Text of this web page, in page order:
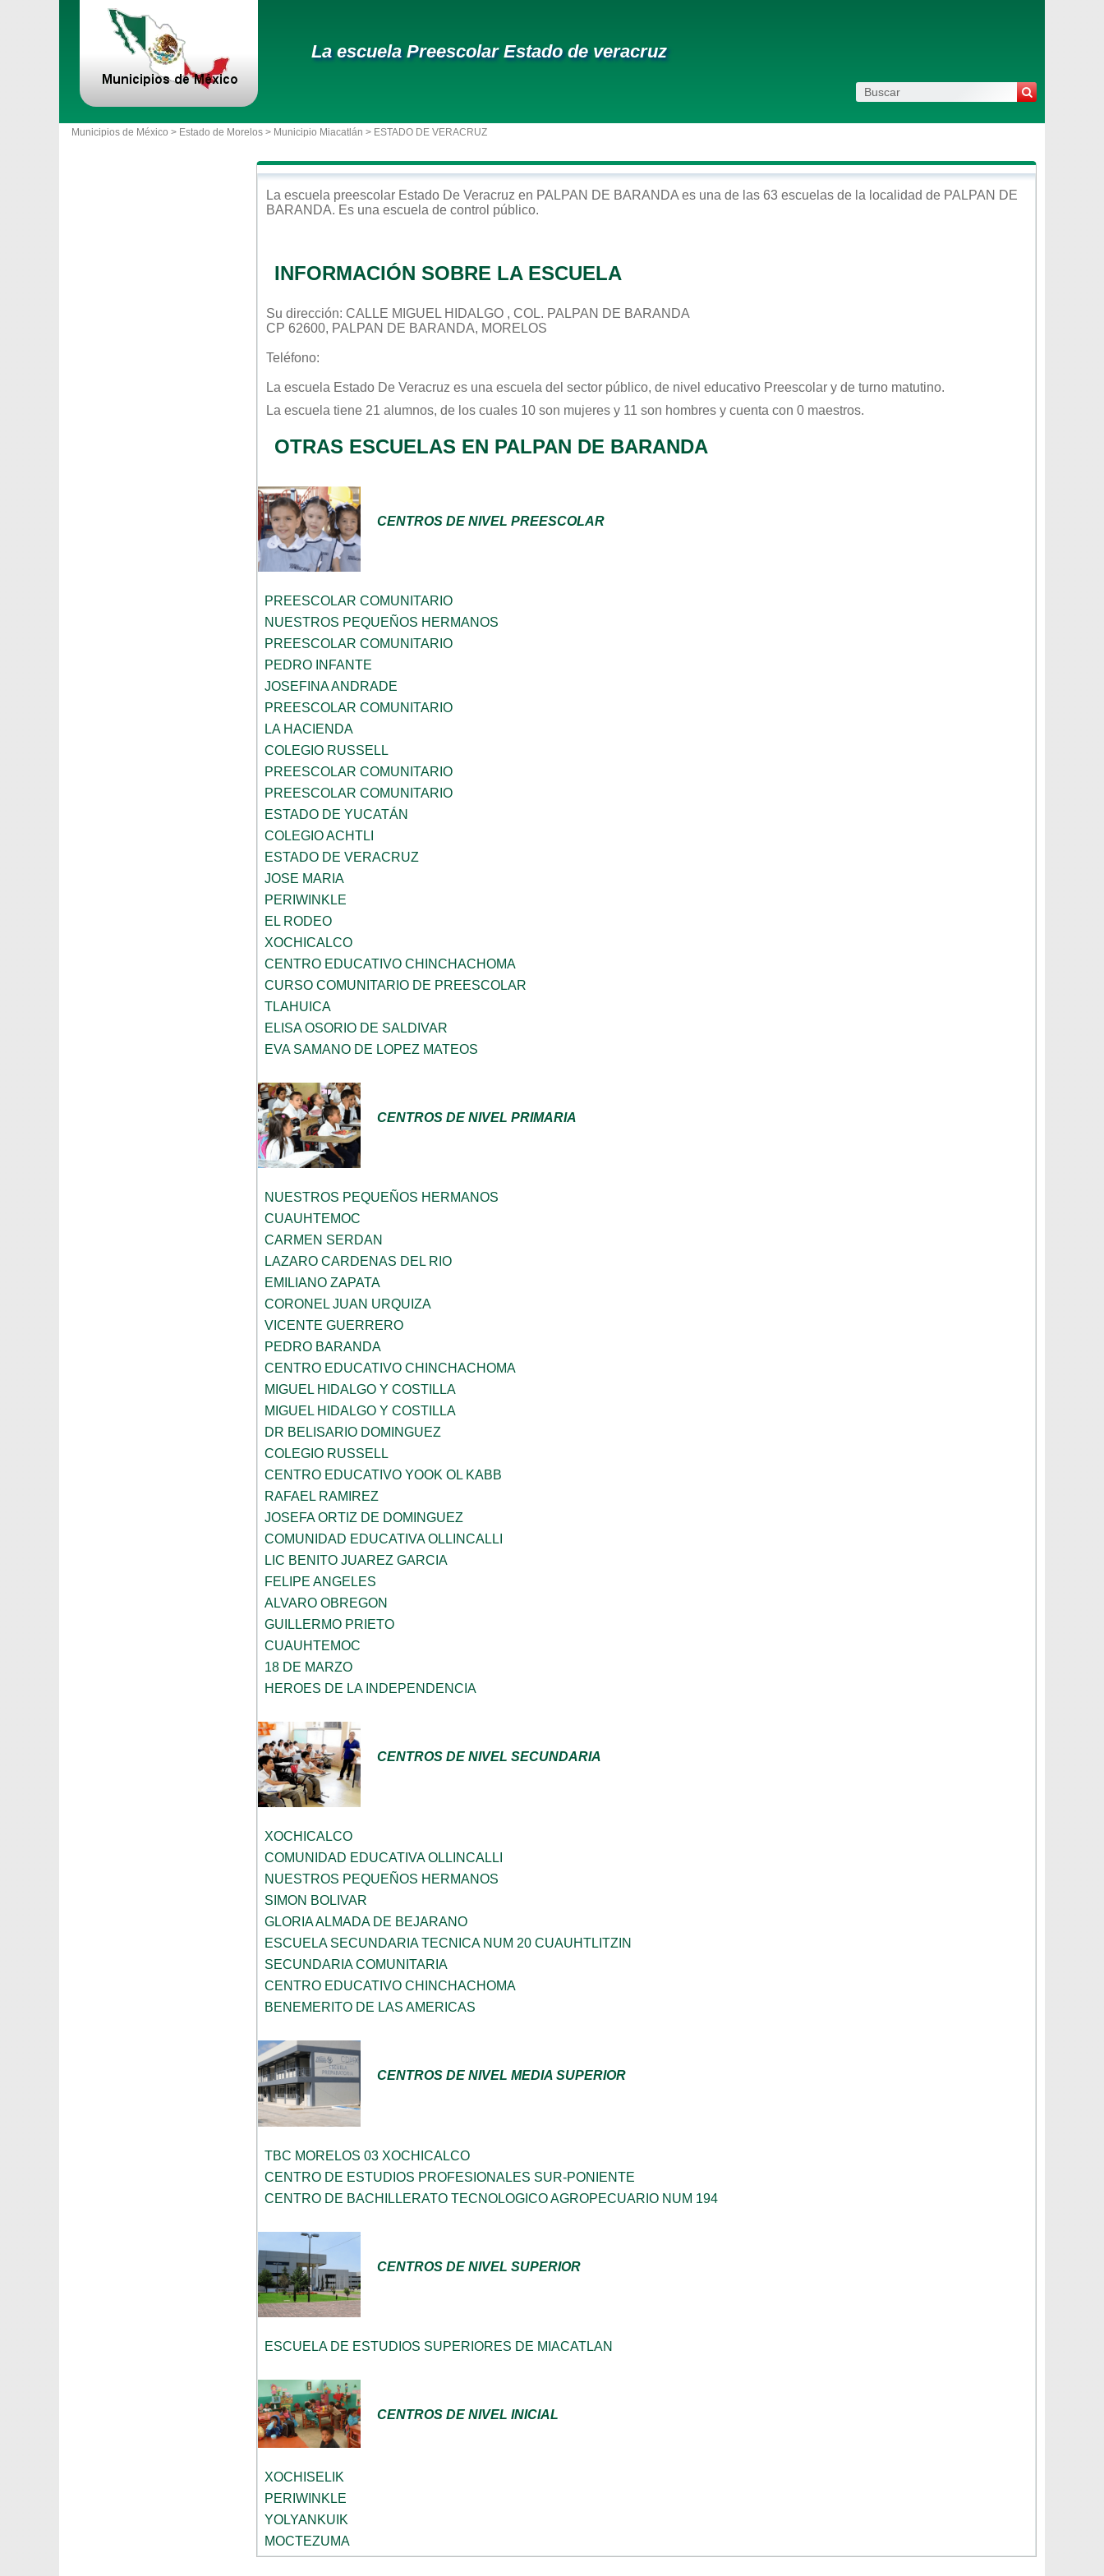
La escuela Preescolar Estado de veracruz
Municipios de México > Estado de Morelos > Municipio Miacatlán > ESTADO DE VERACRUZ
La escuela preescolar Estado De Veracruz en PALPAN DE BARANDA es una de las 63 escuelas de la localidad de PALPAN DE
BARANDA. Es una escuela de control público.
INFORMACIÓN SOBRE LA ESCUELA
Su dirección: CALLE MIGUEL HIDALGO , COL. PALPAN DE BARANDA
CP 62600, PALPAN DE BARANDA, MORELOS
Teléfono:
La escuela Estado De Veracruz es una escuela del sector público, de nivel educativo Preescolar y de turno matutino.
La escuela tiene 21 alumnos, de los cuales 10 son mujeres y 11 son hombres y cuenta con 0 maestros.
OTRAS ESCUELAS EN PALPAN DE BARANDA
CENTROS DE NIVEL PREESCOLAR
PREESCOLAR COMUNITARIO
NUESTROS PEQUEÑOS HERMANOS
PREESCOLAR COMUNITARIO
PEDRO INFANTE
JOSEFINA ANDRADE
PREESCOLAR COMUNITARIO
LA HACIENDA
COLEGIO RUSSELL
PREESCOLAR COMUNITARIO
PREESCOLAR COMUNITARIO
ESTADO DE YUCATÁN
COLEGIO ACHTLI
ESTADO DE VERACRUZ
JOSE MARIA
PERIWINKLE
EL RODEO
XOCHICALCO
CENTRO EDUCATIVO CHINCHACHOMA
CURSO COMUNITARIO DE PREESCOLAR
TLAHUICA
ELISA OSORIO DE SALDIVAR
EVA SAMANO DE LOPEZ MATEOS
CENTROS DE NIVEL PRIMARIA
NUESTROS PEQUEÑOS HERMANOS
CUAUHTEMOC
CARMEN SERDAN
LAZARO CARDENAS DEL RIO
EMILIANO ZAPATA
CORONEL JUAN URQUIZA
VICENTE GUERRERO
PEDRO BARANDA
CENTRO EDUCATIVO CHINCHACHOMA
MIGUEL HIDALGO Y COSTILLA
MIGUEL HIDALGO Y COSTILLA
DR BELISARIO DOMINGUEZ
COLEGIO RUSSELL
CENTRO EDUCATIVO YOOK OL KABB
RAFAEL RAMIREZ
JOSEFA ORTIZ DE DOMINGUEZ
COMUNIDAD EDUCATIVA OLLINCALLI
LIC BENITO JUAREZ GARCIA
FELIPE ANGELES
ALVARO OBREGON
GUILLERMO PRIETO
CUAUHTEMOC
18 DE MARZO
HEROES DE LA INDEPENDENCIA
CENTROS DE NIVEL SECUNDARIA
XOCHICALCO
COMUNIDAD EDUCATIVA OLLINCALLI
NUESTROS PEQUEÑOS HERMANOS
SIMON BOLIVAR
GLORIA ALMADA DE BEJARANO
ESCUELA SECUNDARIA TECNICA NUM 20 CUAUHTLITZIN
SECUNDARIA COMUNITARIA
CENTRO EDUCATIVO CHINCHACHOMA
BENEMERITO DE LAS AMERICAS
CENTROS DE NIVEL MEDIA SUPERIOR
TBC MORELOS 03 XOCHICALCO
CENTRO DE ESTUDIOS PROFESIONALES SUR-PONIENTE
CENTRO DE BACHILLERATO TECNOLOGICO AGROPECUARIO NUM 194
CENTROS DE NIVEL SUPERIOR
ESCUELA DE ESTUDIOS SUPERIORES DE MIACATLAN
CENTROS DE NIVEL INICIAL
XOCHISELIK
PERIWINKLE
YOLYANKUIK
MOCTEZUMA